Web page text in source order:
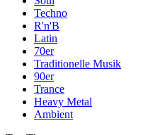
Techno
R'n'B
Latin
70er
Traditionelle Musik
90er
Trance
Heavy Metal
Ambient